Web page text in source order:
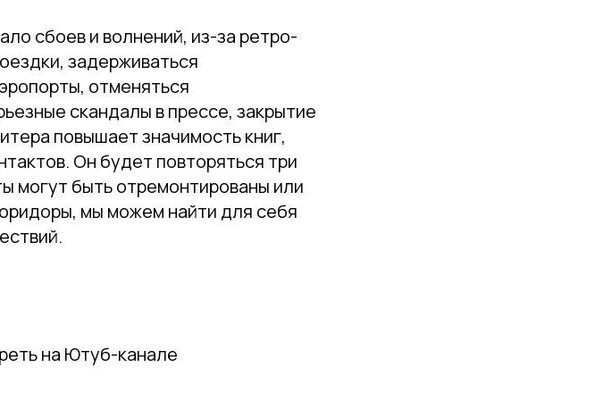
сбоев и волнений, из-за ретро-
задерживаться
отменяться
скандалы в прессе, закрытие
повышает значимость книг,
Он будет повторяться три
могут быть отремонтированы или
мы можем найти для себя
на Ютуб-канале